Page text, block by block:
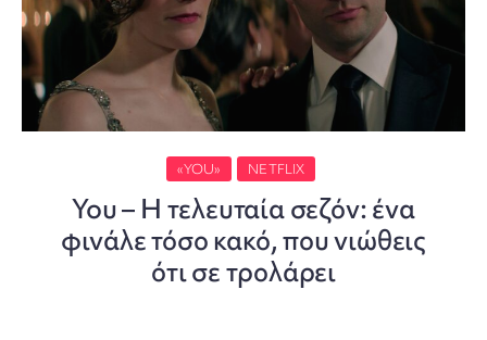
«YOU» NETFLIX
You – Η τελευταία σεζόν: ένα
φινάλε τόσο κακό, που νιώθεις
ότι σε τρολάρει